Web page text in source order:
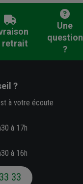
retrait
Une
question
?
?
à votre écoute
à 17h
à 16h
33